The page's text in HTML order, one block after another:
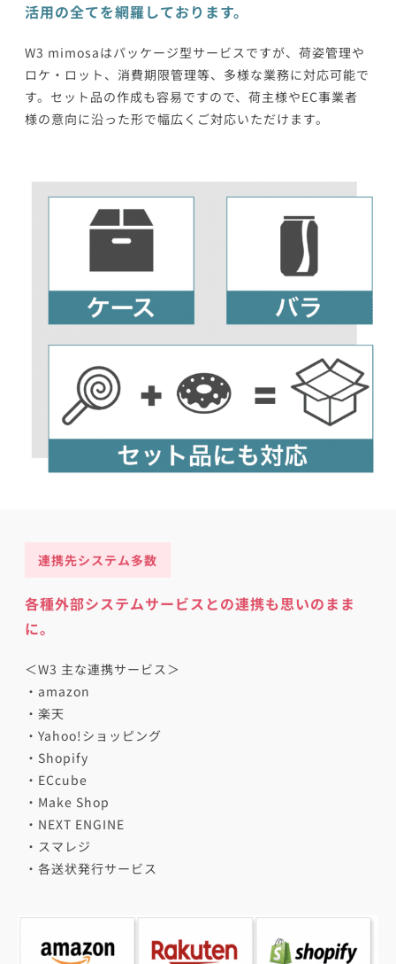
活用の全てを網羅しております。
W3 mimosaはパッケージ型サービスですが、荷姿管理や
ロケ・ロット、消費期限管理等、多様な業務に対応可能で
す。セット品の作成も容易ですので、荷主様やEC事業者
様の意向に沿った形で幅広くご対応いただけます。
連携先システム多数
各種外部システムサービスとの連携も思いのまま
に。
＜W3 主な連携サービス＞
・amazon
・楽天
・Yahoo!ショッピング
・Shopify
・ECcube
・Make Shop
・NEXT ENGINE
・スマレジ
・各送状発行サービス